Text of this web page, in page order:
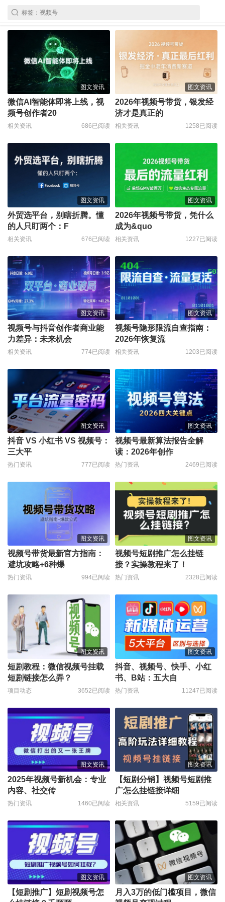
图文资讯
微信AI智能体即将上线，视
频号创作者20
相关资讯 686已阅读
图文资讯
2026年视频号带货，银发经
济才是真正的
相关资讯 1258已阅读
图文资讯
外贸选平台，别瞎折腾。懂
的人只盯两个：F
相关资讯 676已阅读
图文资讯
2026年视频号带货，凭什么
成为&quo
相关资讯 1227已阅读
图文资讯
视频号与抖音创作者商业能
力差异：未来机会
相关资讯 774已阅读
图文资讯
视频号隐形限流自查指南：
2026年恢复流
相关资讯 1203已阅读
图文资讯
抖音 VS 小红书 VS 视频号：
三大平
热门资讯 777已阅读
图文资讯
视频号最新算法报告全解
读：2026年创作
热门资讯 2469已阅读
图文资讯
视频号带货最新官方指南：
避坑攻略+6种爆
热门资讯 994已阅读
图文资讯
视频号短剧推广怎么挂链
接？实操教程来了！
热门资讯 2328已阅读
图文资讯
短剧教程：微信视频号挂载
短剧链接怎么弄？
项目动态 3652已阅读
图文资讯
抖音、视频号、快手、小红
书、B站：五大自
热门资讯 11247已阅读
图文资讯
2025年视频号新机会：专业
内容、社交传
热门资讯 1460已阅读
图文资讯
【短剧分销】视频号短剧推
广怎么挂链接详细
相关资讯 5159已阅读
图文资讯
【短剧推广】短剧视频号怎
图文资讯
月入3万的低门槛项目，微信